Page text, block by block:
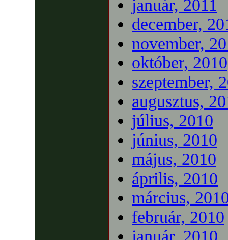
január, 2011
december,
november,
október, 2010
szeptember,
augusztus,
július, 2010
június, 2010
május, 2010
április, 2010
március,
február, 2010
január, 2010